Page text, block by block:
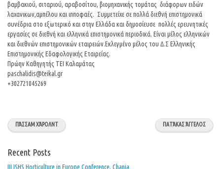
βαμβακιού, σιταριού, αραβοσίτου, βιομηχανικής τομάτας διάφορων ειδών
λαχανικων,αμπέλου και ιπποφαές. Συμμετείχε σε πολλά διεθνή επιστημονικά
συνέδρια στο εξωτερικό και στην Ελλάδα και δημοσίευσε πολλές ερευνητικές
εργασίες σε διεθνή και ελληνικά επιστημονικά περιοδικά. Είναι μέλος ελληνικών
και διεθνών επιστημονικών εταιρειών.Εκλεγμένο μέλος του Δ.Σ Ελληνικής
Επιστημονικής Εδαφολογικής Εταιρείας.
Πρώην Καθηγητής ΤΕΙ Καλαμάτας
paschalidis@teikal.gr
+302721045269
ΠΑΤΆΚΑΣ ΆΓΓΕΛΟΣ
ΠΆΣΣΑΜ ΧΆΡΟΛΝΤ
Recent Posts
ΙΙΙ ISHS Horticulture in Europe Conference, Chania